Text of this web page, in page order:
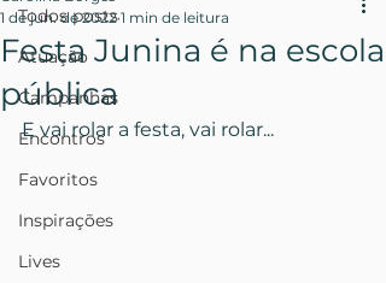
Todos posts
Atuação
Campanhas
Encontros
Favoritos
Inspirações
Lives
Festa Junina é na escola
pública
1 de jun. de 2022 1 min de leitura
E vai rolar a festa, vai rolar...